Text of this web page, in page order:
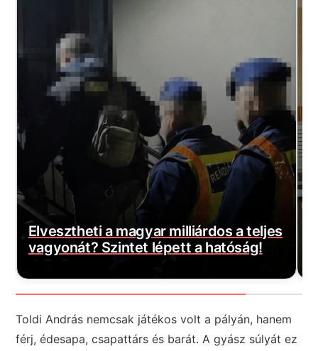
Döntött a kormány: nagy változás jön a
háziorvosi rendelőkben, erre
készüljenek a krónikus betegek
Toldi András nemcsak játékos volt a pályán, hanem
férj, édesapa, csapattárs és barát. A gyász súlyát ez